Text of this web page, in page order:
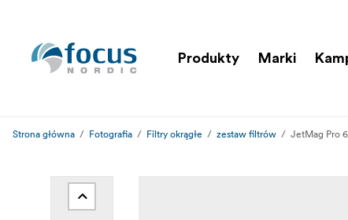
Produkty Marki
Strona główna Fotografia Filtry okrągłe zestaw filtrów JetMag Pro